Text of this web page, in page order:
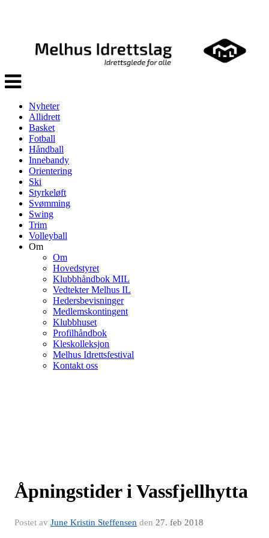
Veksle
navigasjon
Nyheter
Allidrett
Basket
Fotball
Håndball
Innebandy
Orientering
Ski
Styrkeløft
Svømming
Swing
Trim
Volleyball
Om
Om
Hovedstyret
Klubbhåndbok MIL
Vedtekter Melhus IL
Hedersbevisninger
Medlemskontingent
Klubbhuset
Profilhåndbok
Kleskolleksjon
Melhus Idrettsfestival
Kontakt oss
Åpningstider i Vassfjellhytta
Postet av June Kristin Steffensen den 27. feb 2018